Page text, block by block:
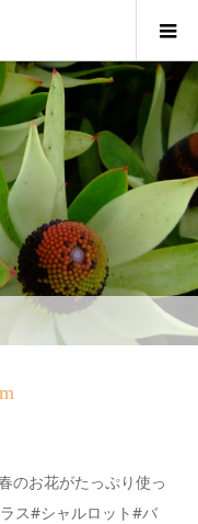
のお花がたっぷり使っ
ス#シャルロット#バ